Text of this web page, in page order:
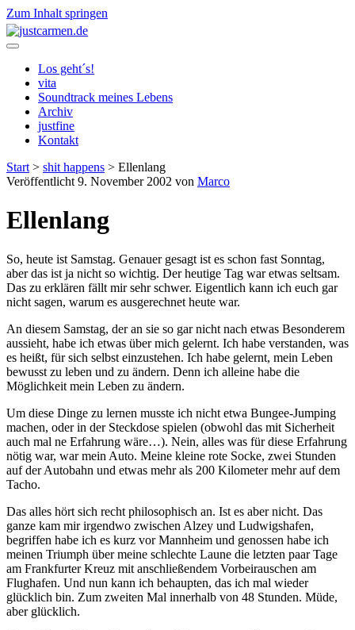
Zum Inhalt springen
justcarmen.de
Los geht´s!
vita
Soundtrack meines Lebens
Archiv
justfine
Kontakt
Start > shit happens > Ellenlang
Veröffentlicht 9. November 2002 von Marco
Ellenlang
So, heute ist Samstag. Genauer gesagt ist es schon fast Sonntag,
aber das ist ja nicht so wichtig. Der heutige Tag war etwas seltsam.
Das zu erklären fällt mir sehr schwer. Eigentlich kann ich euch gar
nicht sagen, warum es ausgerechnet heute war.
An diesem Samstag, der an sie so gar nicht nach etwas Besonderem
aussieht, habe ich etwas über mich gelernt. Ich habe verstanden, was
es heißt, für sich selbst einzustehen. Ich habe gelernt, mein Leben
bewusst zu leben und zu ändern. Denn ich alleine habe die
Möglichkeit mein Leben zu ändern.
Um diese Dinge zu lernen musste ich nicht etwa Bungee-Jumping
machen, oder in der Steckdose spielen (obwohl das mit Sicherheit
auch mal ne Erfahrung wäre…). Nein, alles was für diese Erfahrung
nötig war, war mein Auto. Meine kleine rote Socke, zwei Stunden
auf der Autobahn und etwas mehr als 200 Kilometer mehr auf dem
Tacho.
Das alles hört sich recht philosophisch an. Ist es aber nicht. Das
ganze kam mir irgendwo zwischen Alzey und Ludwigshafen,
begriffen habe ich es kurz vor Mannheim und genossen habe ich
meinen Triumph über meine schlechte Laune die letzten paar Tage
am Frankfurter Kreuz mit anschließendem Vorbeirauschen am
Flughafen. Und nun kann ich behaupten, das ich mal wieder
glücklich bin. Zum zweiten Mal innerhalb von 48 Stunden. Müde,
aber glücklich.